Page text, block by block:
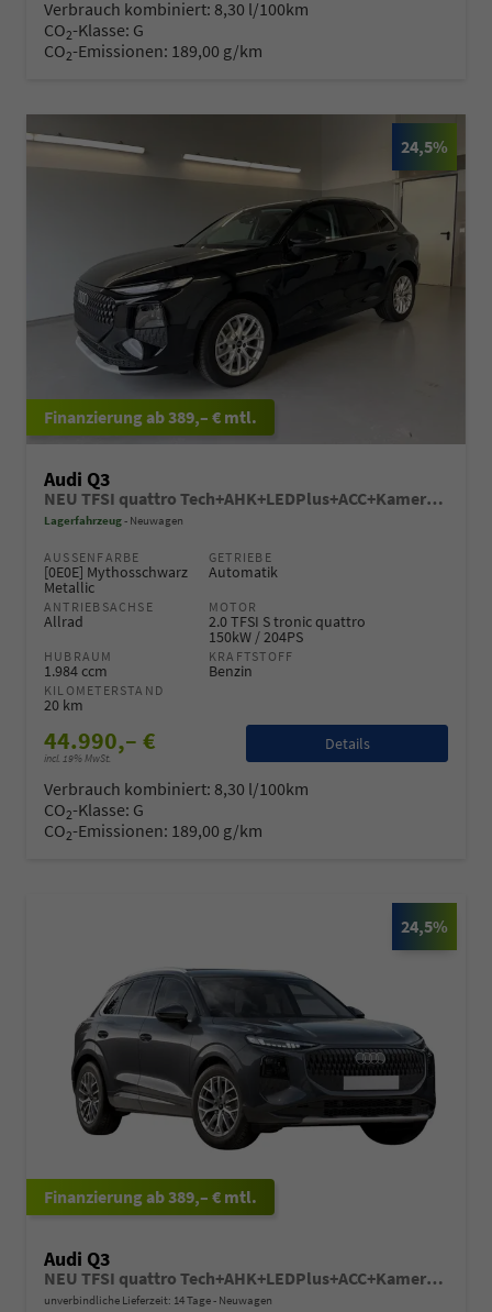
Verbrauch kombiniert: 8,30 l/100km
CO2-Klasse: G
CO2-Emissionen: 189,00 g/km
24,5%
ab 389,– € mtl.
Audi Q3
NEU TFSI quattro Tech+AHK+LEDPlus+ACC+Kamera+Alu18+Volllack
Lagerfahrzeug Neuwagen
AUSSENFARBE
[0E0E] Mythosschwarz
Metallic
GETRIEBE
Automatik
ANTRIEBSACHSE
Allrad
MOTOR
2.0 TFSI S tronic quattro
150kW / 204PS
HUBRAUM
1.984 ccm
KRAFTSTOFF
Benzin
KILOMETERSTAND
20 km
44.990,– €
incl. 19% MwSt.
Details
Verbrauch kombiniert: 8,30 l/100km
CO2-Klasse: G
CO2-Emissionen: 189,00 g/km
24,5%
ab 389,– € mtl.
Audi Q3
NEU TFSI quattro Tech+AHK+LEDPlus+ACC+Kamera+Alu18+Volllack
unverbindliche Lieferzeit: 14 Tage Neuwagen